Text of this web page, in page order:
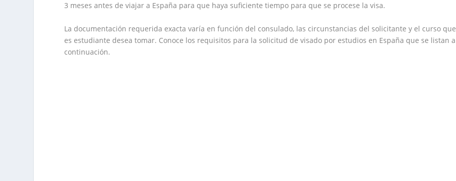
3 meses antes de viajar a España para que haya suficiente tiempo para que se procese la visa.
La documentación requerida exacta varía en función del consulado, las circunstancias del solicitante y el curso que
es estudiante desea tomar. Conoce los requisitos para la solicitud de visado por estudios en España que se listan a
continuación.